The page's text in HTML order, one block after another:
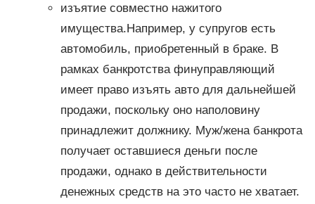
изъятие совместно нажитого
имущества.Например, у супругов есть
автомобиль, приобретенный в браке. В
рамках банкротства финуправляющий
имеет право изъять авто для дальнейшей
продажи, поскольку оно наполовину
принадлежит должнику. Муж/жена банкрота
получает оставшиеся деньги после
продажи, однако в действительности
денежных средств на это часто не хватает.